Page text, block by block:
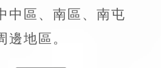
中區、南區、南屯
地區。